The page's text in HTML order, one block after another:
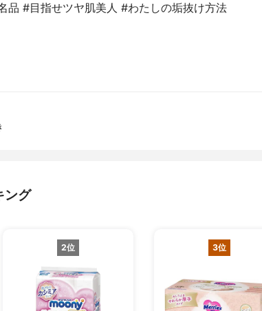
品 #目指せツヤ肌美人 #わたしの垢抜け方法
ング
2位 3位